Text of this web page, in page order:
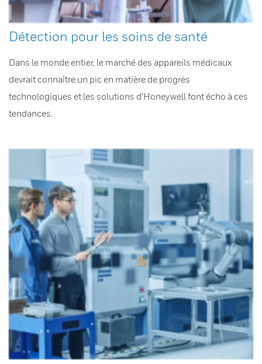
Détection pour les soins de santé
Dans le monde entier, le marché des appareils médicaux
devrait connaître un pic en matière de progrès
technologiques et les solutions d’Honeywell font écho à ces
tendances.